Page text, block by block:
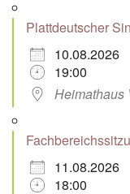
Plattdeutscher
10.08.2026
19:00
Heimathaus
11.08.2026
18:00